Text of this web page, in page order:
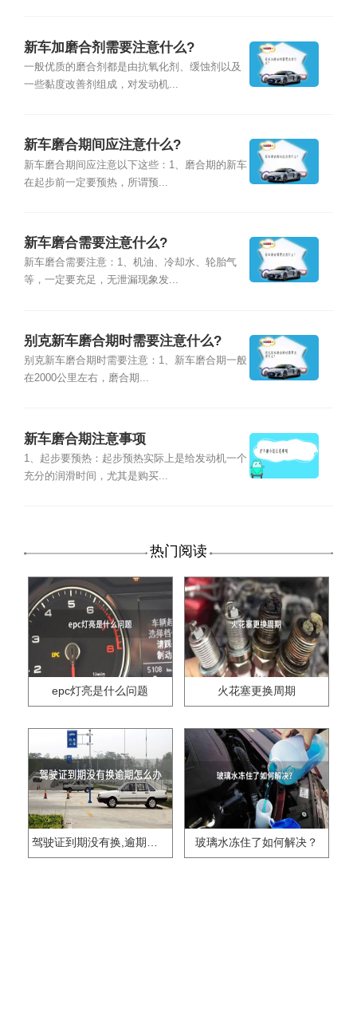
新车加磨合剂需要注意什么?
一般优质的磨合剂都是由抗氧化剂、缓蚀剂以及
一些黏度改善剂组成，对发动机...
新车磨合期间应注意什么?
新车磨合期间应注意以下这些：1、磨合期的新车
在起步前一定要预热，所谓预...
新车磨合需要注意什么?
新车磨合需要注意：1、机油、冷却水、轮胎气
等，一定要充足，无泄漏现象发...
别克新车磨合期时需要注意什么?
别克新车磨合期时需要注意：1、新车磨合期一般
在2000公里左右，磨合期...
新车磨合期注意事项
1、起步要预热：起步预热实际上是给发动机一个
充分的润滑时间，尤其是购买...
热门阅读
epc灯亮是什么问题 火花塞更换周期
驾驶证到期没有换,逾期怎么办?? 玻璃水冻住了如何解决？